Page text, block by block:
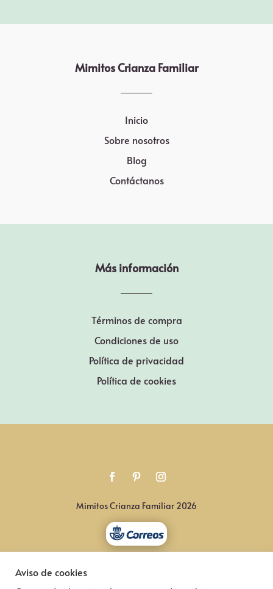
Mimitos Crianza Familiar
Inicio
Sobre nosotros
Blog
Contáctanos
Más información
Términos de compra
Condiciones de uso
Política de privacidad
Política de cookies
Mimitos Crianza Familiar 2026
Aviso de cookies